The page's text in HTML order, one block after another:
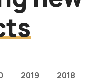
2019 2018